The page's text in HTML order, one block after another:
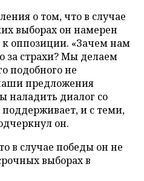
о том, что в случае
выборах он намерен
оппозиции. «Зачем нам
за страхи? Мы делаем
подобного не
предложения
наладить диалог со
и с теми,
он.
в случае победы он не
выборах в